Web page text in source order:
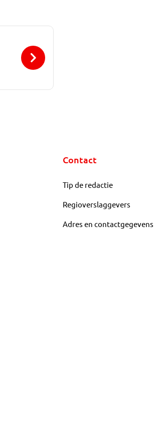
Contact
Tip de redactie
Regioverslaggevers
Adres en contactgegevens